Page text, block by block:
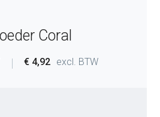
Coral
€ 4,92 excl. BTW